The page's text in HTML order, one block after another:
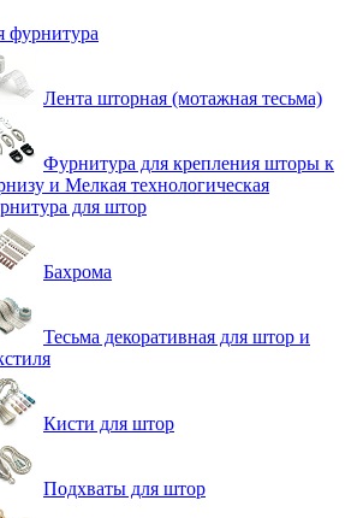
фурнитура
Лента шторная (мотажная тесьма)
Фурнитура для крепления шторы к
и Мелкая технологическая
для штор
Бахрома
Тесьма декоративная для штор и
Кисти для штор
Подхваты для штор